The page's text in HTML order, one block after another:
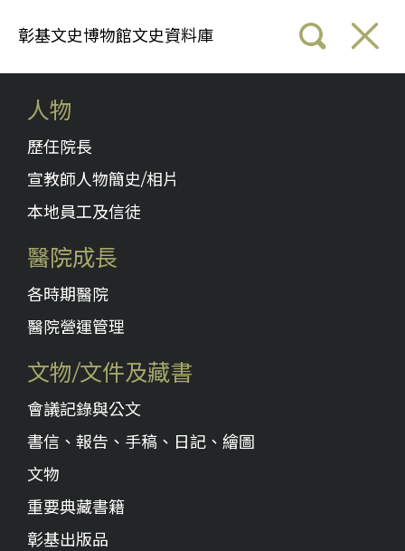
彰基文史博物館文史資料庫
人物
歷任院長
宣教師人物簡史/相片
本地員工及信徒
醫院成長
各時期醫院
醫院營運管理
文物/文件及藏書
會議記錄與公文
書信、報告、手稿、日記、繪圖
文物
重要典藏書籍
彰基出版品